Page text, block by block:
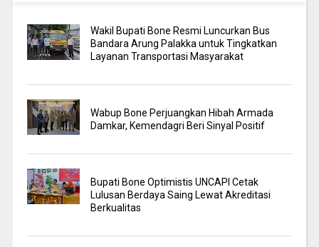
Wakil Bupati Bone Resmi Luncurkan Bus
Bandara Arung Palakka untuk Tingkatkan
Layanan Transportasi Masyarakat
Wabup Bone Perjuangkan Hibah Armada
Damkar, Kemendagri Beri Sinyal Positif
Bupati Bone Optimistis UNCAPI Cetak
Lulusan Berdaya Saing Lewat Akreditasi
Berkualitas